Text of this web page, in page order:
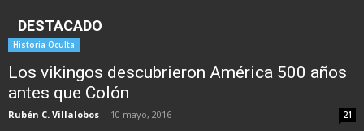
DESTACADO
Historia Oculta
Los vikingos descubrieron América 500 años
antes que Colón
Rubén C. Villalobos - 10 mayo, 2016 21